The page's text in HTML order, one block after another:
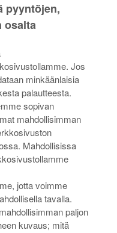
pyyntöjen,
osalta
Jos
minkäänlaisia
palautteesta.
sopivan
mahdollisimman
Mahdollisissa
jotta voimme
tavalla.
paljon
kuvaus; mitä